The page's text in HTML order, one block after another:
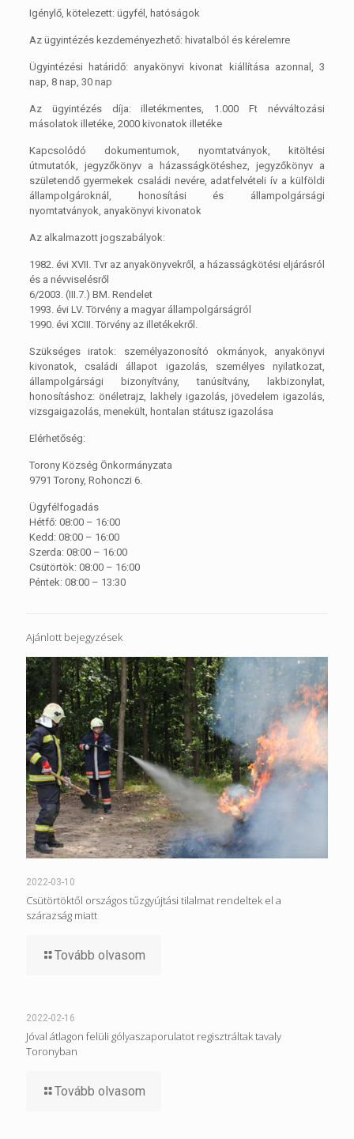
Igénylő, kötelezett: ügyfél, hatóságok
Az ügyintézés kezdeményezhető: hivatalból és kérelemre
Ügyintézési határidő: anyakönyvi kivonat kiállítása azonnal, 3
nap, 8 nap, 30 nap
Az ügyintézés díja: illetékmentes, 1.000 Ft névváltozási
másolatok illetéke, 2000 kivonatok illetéke
Kapcsolódó dokumentumok, nyomtatványok, kitöltési
útmutatók, jegyzőkönyv a házasságkötéshez, jegyzőkönyv a
születendő gyermekek családi nevére, adatfelvételi ív a külföldi
állampolgároknál, honosítási és állampolgársági
nyomtatványok, anyakönyvi kivonatok
Az alkalmazott jogszabályok:
1982. évi XVII. Tvr az anyakönyvekről, a házasságkötési eljárásról
és a névviselésről
6/2003. (III.7.) BM. Rendelet
1993. évi LV. Törvény a magyar állampolgárságról
1990. évi XCIII. Törvény az illetékekről.
Szükséges iratok: személyazonosító okmányok, anyakönyvi
kivonatok, családi állapot igazolás, személyes nyilatkozat,
állampolgársági bizonyítvány, tanúsítvány, lakbizonylat,
honosításhoz: önéletrajz, lakhely igazolás, jövedelem igazolás,
vizsgaigazolás, menekült, hontalan státusz igazolása
Elérhetőség:
Torony Község Önkormányzata
9791 Torony, Rohonczi 6.
Ügyfélfogadás
Hétfő: 08:00 – 16:00
Kedd: 08:00 – 16:00
Szerda: 08:00 – 16:00
Csütörtök: 08:00 – 16:00
Péntek: 08:00 – 13:30
Ajánlott bejegyzések
2022-03-10
Csütörtöktől országos tűzgyújtási tilalmat rendeltek el a
szárazság miatt
Tovább olvasom
2022-02-16
Jóval átlagon felüli gólyaszaporulatot regisztráltak tavaly
Toronyban
Tovább olvasom